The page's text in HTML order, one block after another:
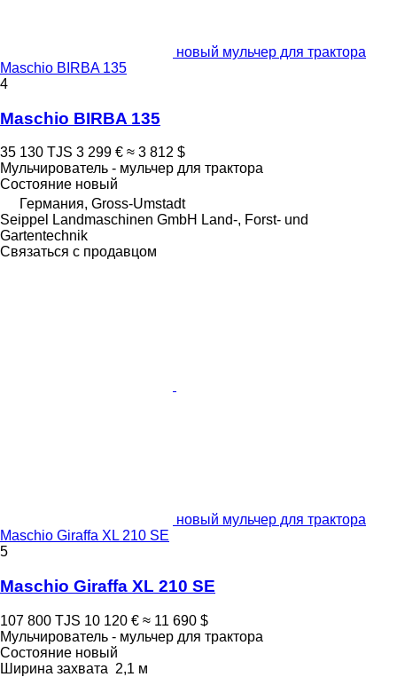
новый мульчер для трактора
Maschio BIRBA 135
4
Maschio BIRBA 135
35 130 TJS 3 299 € ≈ 3 812 $
Мульчирователь - мульчер для трактора
Состояние новый
Германия, Gross-Umstadt
Seippel Landmaschinen GmbH Land-, Forst- und
Gartentechnik
Связаться с продавцом
новый мульчер для трактора
Maschio Giraffa XL 210 SE
5
Maschio Giraffa XL 210 SE
107 800 TJS 10 120 € ≈ 11 690 $
Мульчирователь - мульчер для трактора
Состояние новый
Ширина захвата 2,1 м